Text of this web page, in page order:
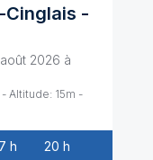
Cinglais -
2026 à
- Altitude: 15m -
h 20 h